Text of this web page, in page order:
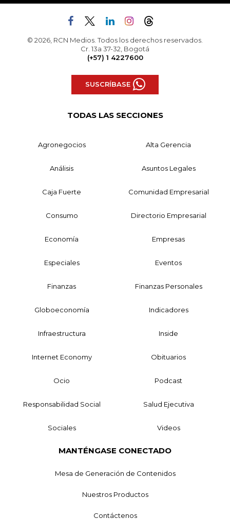
© 2026, RCN Medios. Todos los derechos reservados.
Cr. 13a 37-32, Bogotá
(+57) 1 4227600
SUSCRÍBASE
TODAS LAS SECCIONES
Agronegocios Alta Gerencia
Análisis Asuntos Legales
Caja Fuerte Comunidad Empresarial
Consumo Directorio Empresarial
Economía Empresas
Especiales Eventos
Finanzas Finanzas Personales
Globoeconomía Indicadores
Infraestructura Inside
Internet Economy Obituarios
Ocio Podcast
Responsabilidad Social Salud Ejecutiva
Sociales Videos
MANTÉNGASE CONECTADO
Mesa de Generación de Contenidos
Nuestros Productos
Contáctenos